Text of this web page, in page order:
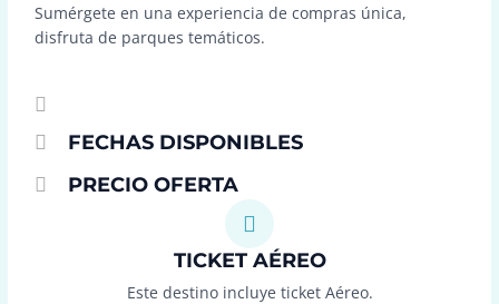
Sumérgete en una experiencia de compras única,
disfruta de parques temáticos.
FECHAS DISPONIBLES
PRECIO OFERTA
TICKET AÉREO
Este destino incluye ticket Aéreo.